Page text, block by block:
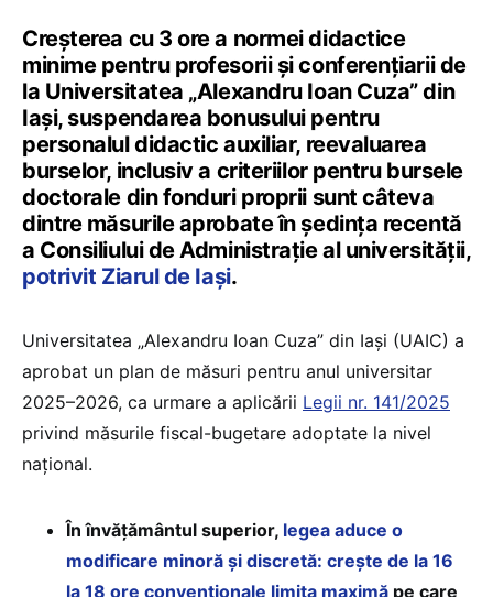
Creșterea cu 3 ore a normei didactice
minime pentru profesorii și conferențiarii de
la Universitatea „Alexandru Ioan Cuza” din
Iași, suspendarea bonusului pentru
personalul didactic auxiliar, reevaluarea
burselor, inclusiv a criteriilor pentru bursele
doctorale din fonduri proprii sunt câteva
dintre măsurile aprobate în ședința recentă
a Consiliului de Administrație al universității,
potrivit Ziarul de Iași.
Universitatea „Alexandru Ioan Cuza” din Iași (UAIC) a
aprobat un plan de măsuri pentru anul universitar
2025–2026, ca urmare a aplicării Legii nr. 141/2025
privind măsurile fiscal-bugetare adoptate la nivel
național.
În învățământul superior, legea aduce o
modificare minoră și discretă: crește de la 16
la 18 ore convenționale limita maximă pe care